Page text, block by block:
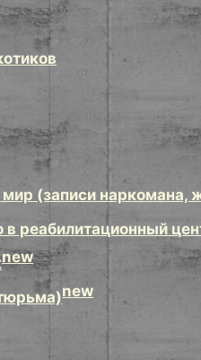
(записи наркомана,
в реабилитационный
new
new